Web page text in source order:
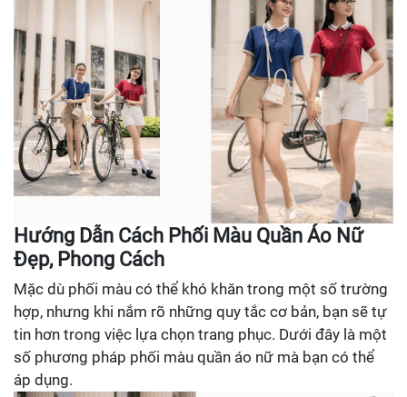
Hướng Dẫn Cách Phối Màu Quần Áo Nữ
Đẹp, Phong Cách
Mặc dù phối màu có thể khó khăn trong một số trường
hợp, nhưng khi nắm rõ những quy tắc cơ bản, bạn sẽ tự
tin hơn trong việc lựa chọn trang phục. Dưới đây là một
số phương pháp phối màu quần áo nữ mà bạn có thể
áp dụng.